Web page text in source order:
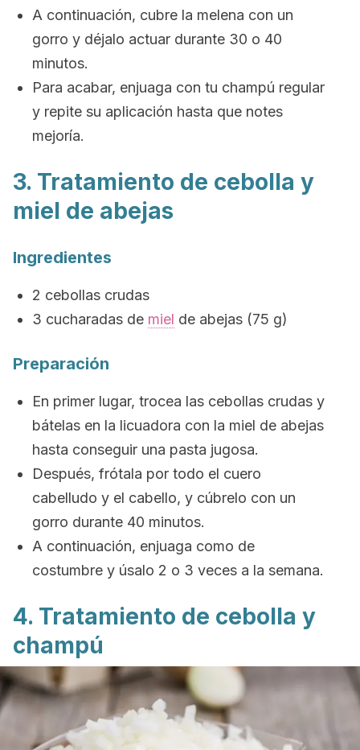
A continuación, cubre la melena con un
gorro y déjalo actuar durante 30 o 40
minutos.
Para acabar, enjuaga con tu champú regular
y repite su aplicación hasta que notes
mejoría.
3. Tratamiento de cebolla y
miel de abejas
Ingredientes
2 cebollas crudas
3 cucharadas de miel de abejas (75 g)
Preparación
En primer lugar, trocea las cebollas crudas y
bátelas en la licuadora con la miel de abejas
hasta conseguir una pasta jugosa.
Después, frótala por todo el cuero
cabelludo y el cabello, y cúbrelo con un
gorro durante 40 minutos.
A continuación, enjuaga como de
costumbre y úsalo 2 o 3 veces a la semana.
4. Tratamiento de cebolla y
champú